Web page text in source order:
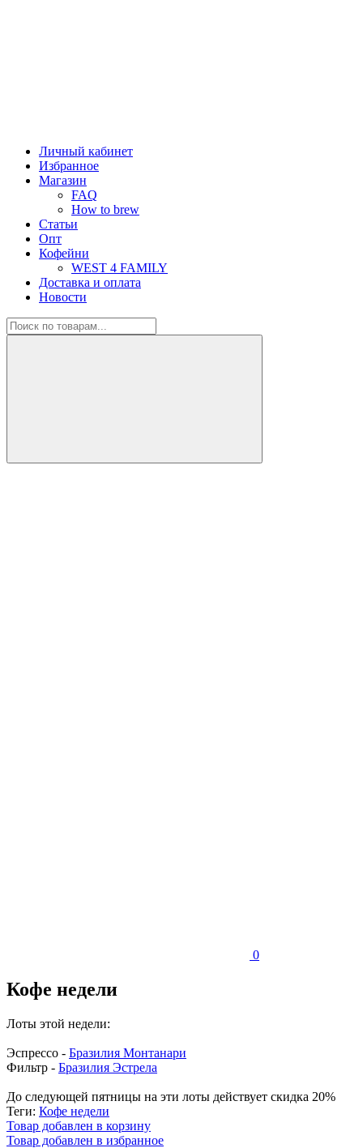
Личный кабинет
Избранное
Магазин
FAQ
How to brew
Статьи
Опт
Кофейни
WEST 4 FAMILY
Доставка и оплата
Новости
0
Кофе недели
Лоты этой недели:
Эспрессо - Бразилия Монтанари
Фильтр - Бразилия Эстрела
До следующей пятницы на эти лоты действует скидка 20%
Теги: Кофе недели
Товар добавлен в корзину
Товар добавлен в избранное